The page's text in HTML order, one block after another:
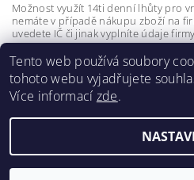
Možnost využít 14ti denní lhůty pro
nemáte v případě nákupu zboží na
uvedete IČ či jinak vyplníte údaje
Formálně je odstoupení od kupní
Obchodních podmínek nazvané
2026 ©Vše dobré,
Tento web používá soubory
tohoto webu vyjadřujete
Více informací zde.